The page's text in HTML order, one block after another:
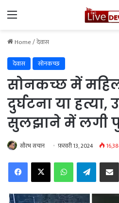
Menu
Home/देवास
देवास
सोनकच्छ
सोनकच्छ में
दुर्घटना या
सुलझाने में लगी
सौरभ सचान फ़रवरी 13, 2024
FacebookX WhatsAppTelegram